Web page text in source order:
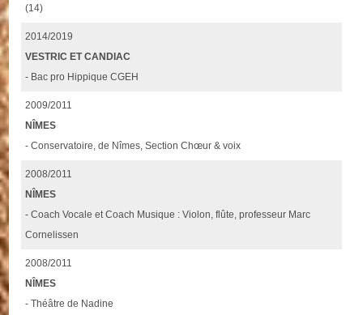
(14)
2014/2019
VESTRIC ET CANDIAC
- Bac pro Hippique CGEH
2009/2011
NÎMES
- Conservatoire, de Nîmes, Section Chœur & voix
2008/2011
NÎMES
- Coach Vocale et Coach Musique : Violon, flûte, professeur Marc
Cornelissen
2008/2011
NÎMES
- Théâtre de Nadine